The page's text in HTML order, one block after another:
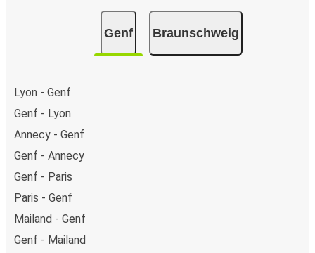
Genf Braunschweig
Lyon - Genf
Genf - Lyon
Annecy - Genf
Genf - Annecy
Genf - Paris
Paris - Genf
Mailand - Genf
Genf - Mailand